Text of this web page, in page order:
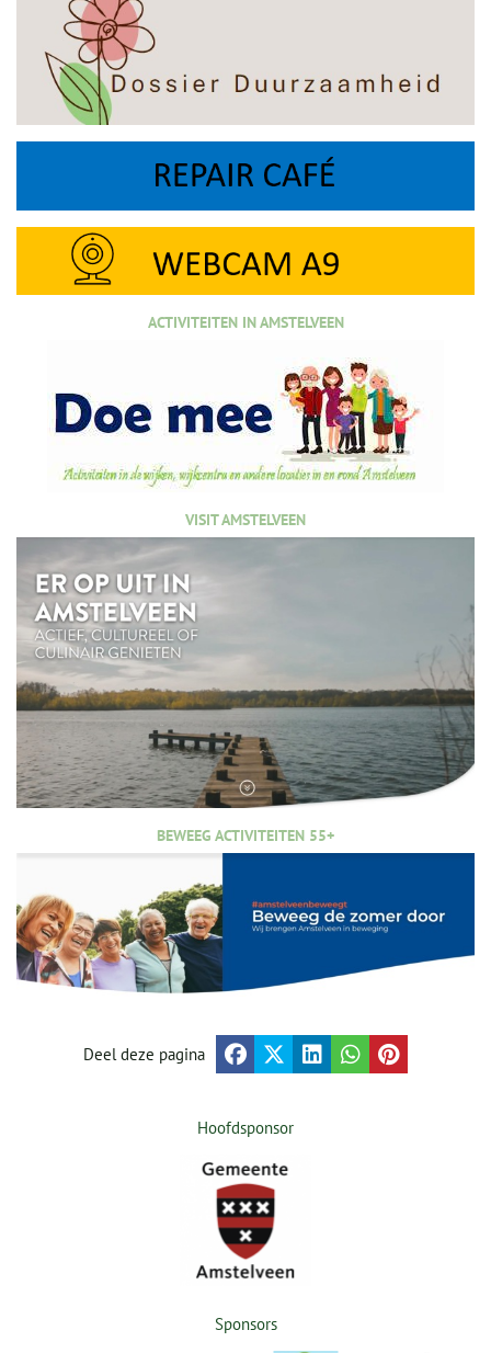
ACTIVITEITEN IN AMSTELVEEN
VISIT AMSTELVEEN
BEWEEG ACTIVITEITEN 55+
Deel deze pagina
Hoofdsponsor
Sponsors